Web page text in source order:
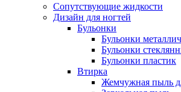
Сопутствующие жидкости
Дизайн для ногтей
Бульонки
Бульонки
Бульонки
Бульонки пластик
Втирка
Жемчужная пыль